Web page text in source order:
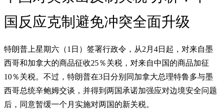
国反应克制避免冲突全面升级
特朗普上星期六（1日）签署行政令，从2月4日起，对来自墨
西哥和加拿大的商品征收25％关税，对来自中国的商品加征
10％关税。不过，特朗普在3日分别同加拿大总理特鲁多与墨
西哥总统辛鲍姆交谈，并得到两国承诺加强应对边境安全问题
后，同意暂缓一个月实施对两国的新关税。